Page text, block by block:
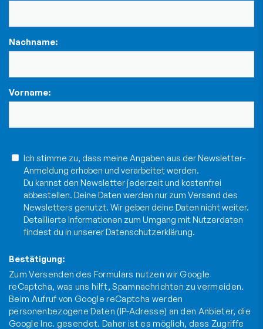
Nachname:
Vorname:
Ich stimme zu, dass meine Angaben aus der Newsletter-
Anmeldung erhoben und verarbeitet werden.
Du kannst den Newsletter jederzeit und kostenfrei
abbestellen. Deine Daten werden nur zum Versand des
Newsletters genutzt. Wir geben deine Daten nicht weiter.
Detaillierte Informationen zum Umgang mit Nutzerdaten
findest du in unsererDatenschutzerklärung.
Bestätigung:
Zum Versenden des Formulars nutzen wir Google
reCaptcha, was uns hilft, Spamnachrichten zu vermeiden.
Beim Aufruf von Google reCaptcha werden
personenbezogene Daten (IP-Adresse) an den Anbieter, die
Google Inc. gesendet. Daher ist es möglich, dass Zugriffe